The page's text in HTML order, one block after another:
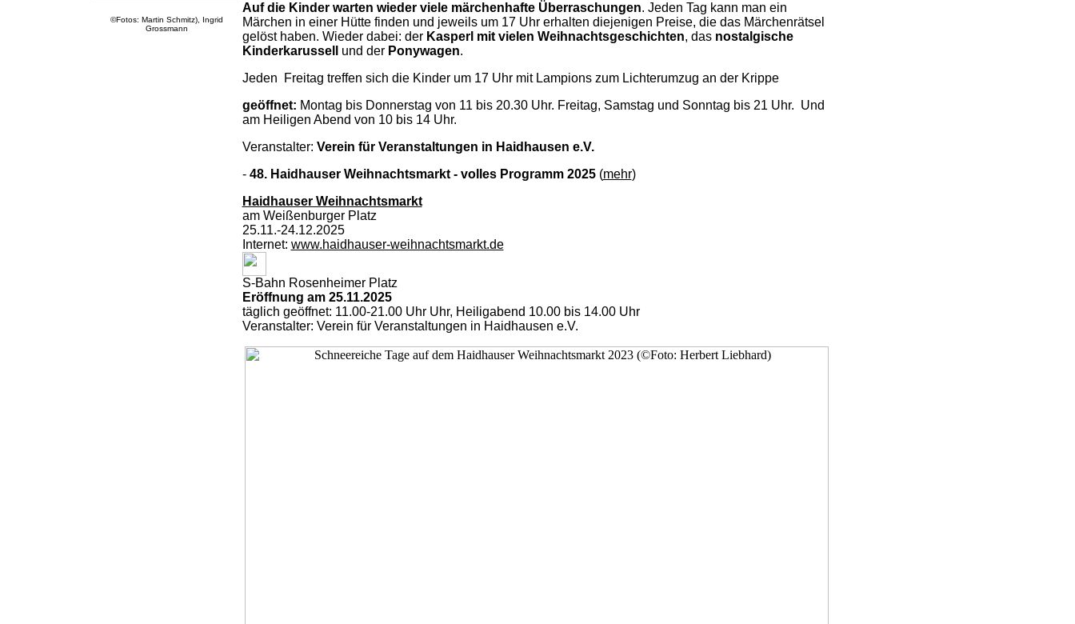
©Fotos: Martin Schmitz), Ingrid
Grossmann
Auf die Kinder warten wieder viele märchenhafte Überraschungen. Jeden Tag kann man ein
Märchen in einer Hütte finden und jeweils um 17 Uhr erhalten diejenigen Preise, die das Märchenrätsel
gelöst haben. Wieder dabei: der Kasperl mit vielen Weihnachtsgeschichten, das nostalgische
Kinderkarussell
und der Ponywagen.
Jeden Freitag treffen sich die Kinder um 17 Uhr mit Lampions zum Lichterumzug an der Krippe
geöffnet: Montag bis Donnerstag von 11 bis 20.30 Uhr. Freitag, Samstag und Sonntag bis 21 Uhr. Und
am Heiligen Abend von 10 bis 14 Uhr.
Veranstalter: Verein für Veranstaltungen in Haidhausen e.V.
- 48. Haidhauser Weihnachtsmarkt - volles Programm 2025 (mehr)
Haidhauser Weihnachtsmarkt
am Weißenburger Platz
25.11.-24.12.2025
Internet: www.haidhauser-weihnachtsmarkt.de
S-Bahn Rosenheimer Platz
Eröffnung am 25.11.2025
täglich geöffnet: 11.00-21.00 Uhr Uhr, Heiligabend 10.00 bis 14.00 Uhr
Veranstalter: Verein für Veranstaltungen in Haidhausen e.V.